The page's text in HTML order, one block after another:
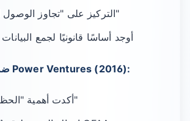
التركيز على "تجاوز الوصول المسموح"
أوجد أساسًا قانونيًا لجمع
Facebook ضد Power Ventures (2016):
أكدت أهمية "الحظر الواضح"